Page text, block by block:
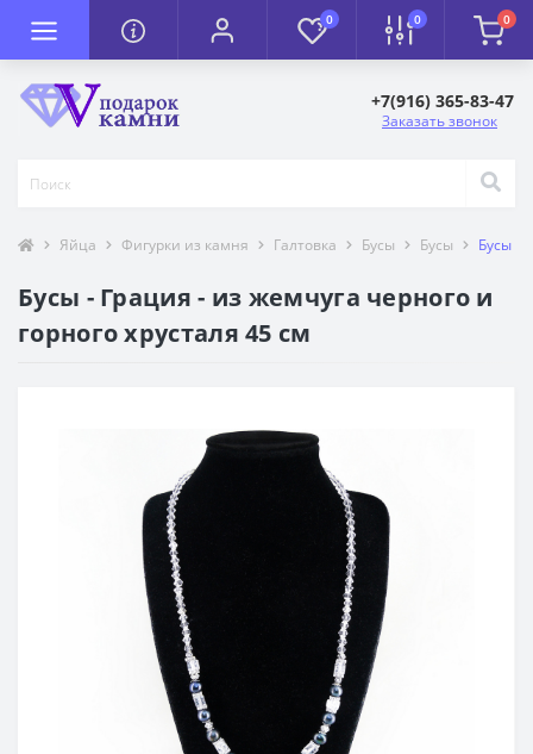
0 0 0
+7(916) 365-83-47
Заказать звонок
Яйца Фигурки из камня Галтовка Бусы Бусы Бусы -
Бусы - Грация - из жемчуга черного и
горного хрусталя 45 см